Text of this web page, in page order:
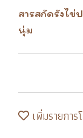
สารสกัดรังไ
นุ่ม
เพิ่มรายการ